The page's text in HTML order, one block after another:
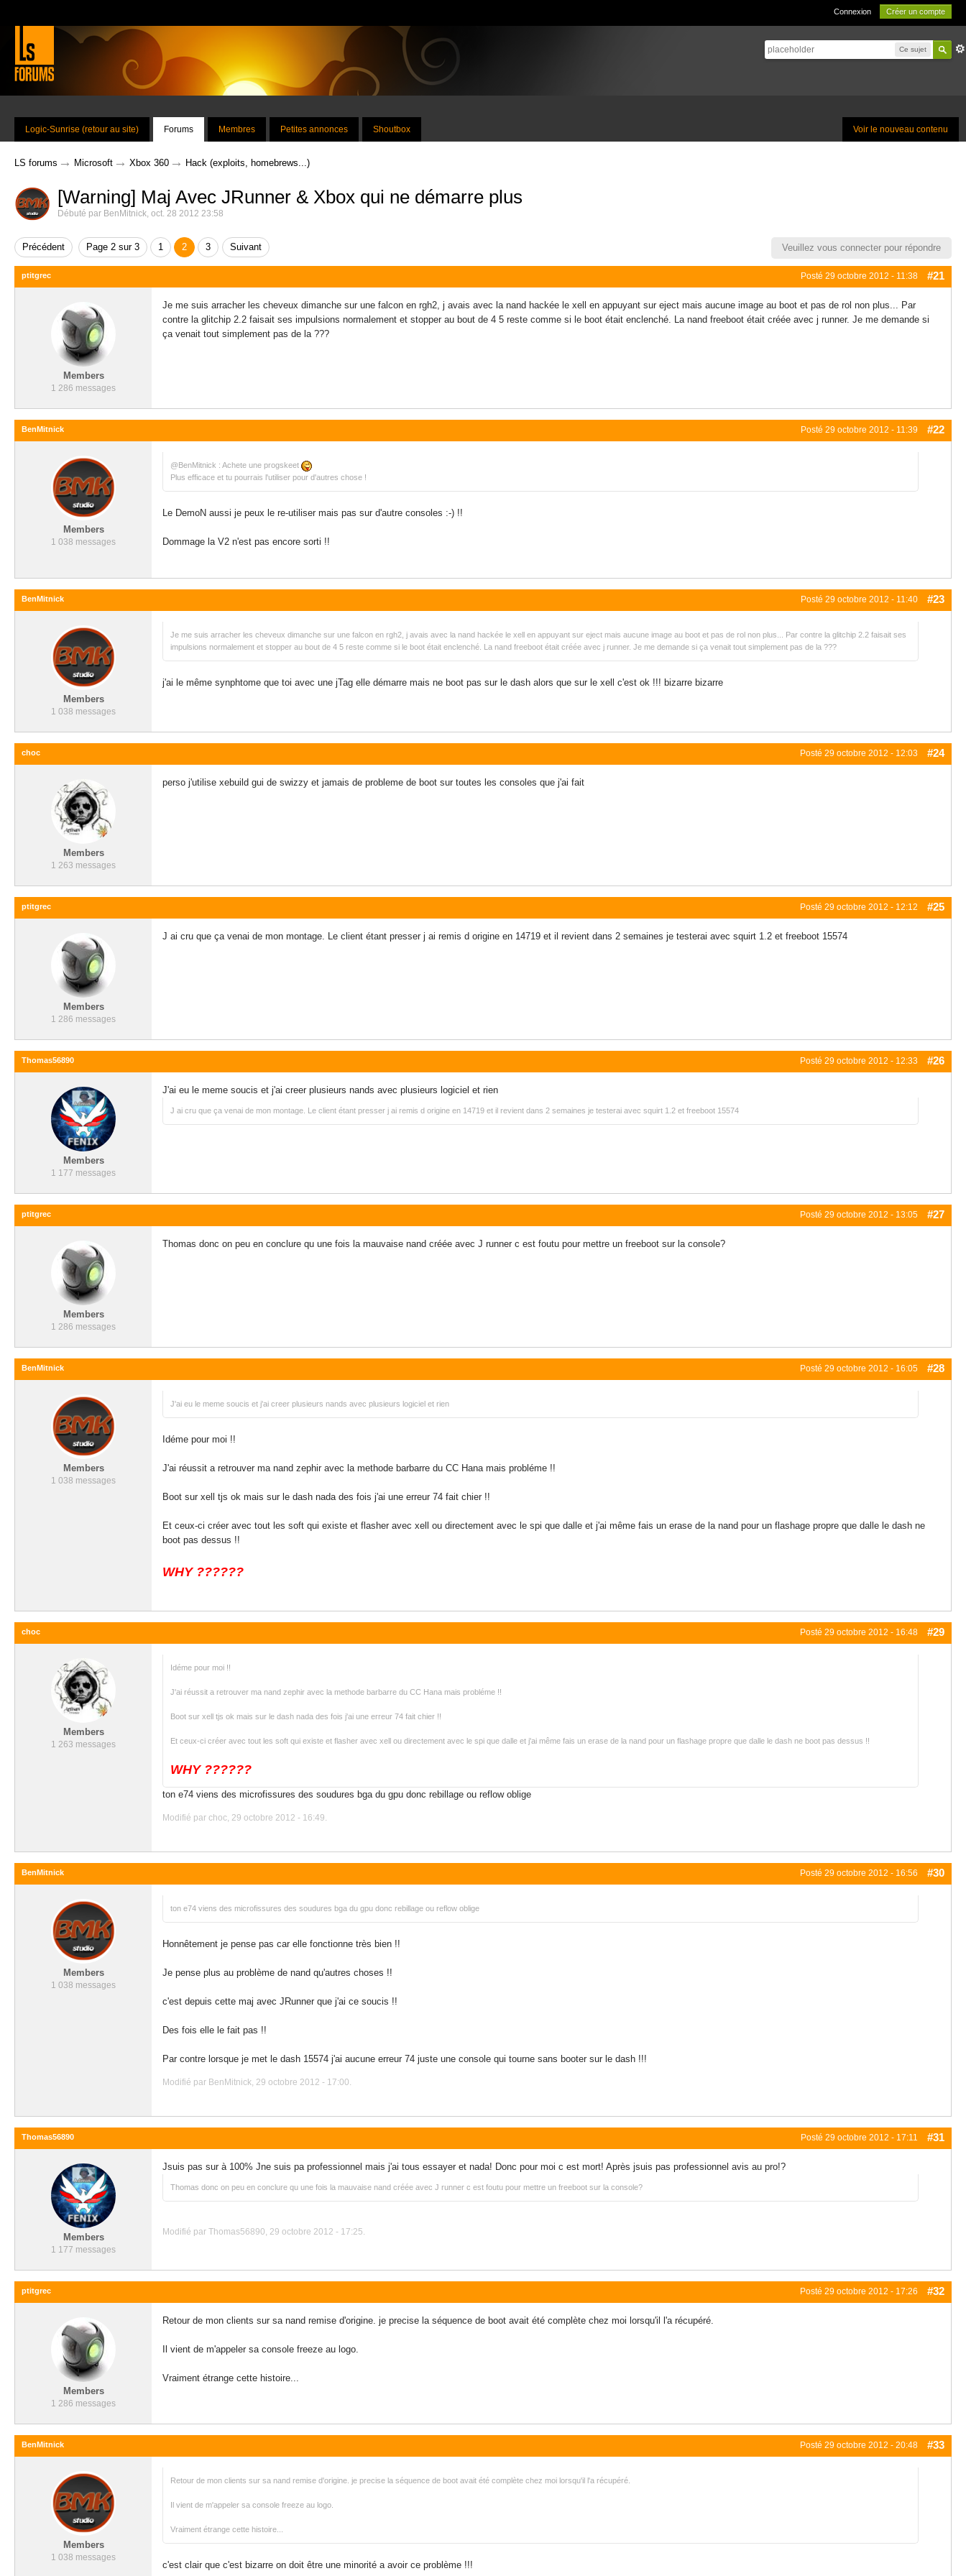
Connexion Créer un compte
Ce sujet
Voir le nouveau contenu
Logic-Sunrise (retour au site) Forums Membres Petites annonces Shoutbox
LS forums → Microsoft → Xbox 360 → Hack (exploits, homebrews...)
[Warning] Maj Avec JRunner & Xbox qui ne démarre plus
Débuté par BenMitnick, oct. 28 2012 23:58
Précédent Page 2 sur 3 1 2 3 Suivant Veuillez vous connecter pour répondre
Posté 29 octobre 2012 - 11:38 #21
ptitgrec
Members
1 286 messages
Je me suis arracher les cheveux dimanche sur une falcon en rgh2, j avais avec la nand hackée le xell en appuyant sur eject mais aucune image au boot et pas de rol non plus... Par
contre la glitchip 2.2 faisait ses impulsions normalement et stopper au bout de 4 5 reste comme si le boot était enclenché. La nand freeboot était créée avec j runner. Je me demande si
ça venait tout simplement pas de la ???
Posté 29 octobre 2012 - 11:39 #22
BenMitnick
Members
1 038 messages
@BenMitnick : Achete une progskeet
Plus efficace et tu pourrais l'utiliser pour d'autres chose !
Le DemoN aussi je peux le re-utiliser mais pas sur d'autre consoles :-) !!
Dommage la V2 n'est pas encore sorti !!
Posté 29 octobre 2012 - 11:40 #23
BenMitnick
Members
1 038 messages
Je me suis arracher les cheveux dimanche sur une falcon en rgh2, j avais avec la nand hackée le xell en appuyant sur eject mais aucune image au boot et pas de rol non plus... Par contre la glitchip 2.2 faisait ses
impulsions normalement et stopper au bout de 4 5 reste comme si le boot était enclenché. La nand freeboot était créée avec j runner. Je me demande si ça venait tout simplement pas de la ???
j'ai le même synphtome que toi avec une jTag elle démarre mais ne boot pas sur le dash alors que sur le xell c'est ok !!! bizarre bizarre
Posté 29 octobre 2012 - 12:03 #24
choc
Members
1 263 messages
perso j'utilise xebuild gui de swizzy et jamais de probleme de boot sur toutes les consoles que j'ai fait
Posté 29 octobre 2012 - 12:12 #25
ptitgrec
Members
1 286 messages
J ai cru que ça venai de mon montage. Le client étant presser j ai remis d origine en 14719 et il revient dans 2 semaines je testerai avec squirt 1.2 et freeboot 15574
Posté 29 octobre 2012 - 12:33 #26
Thomas56890
Members
1 177 messages
J'ai eu le meme soucis et j'ai creer plusieurs nands avec plusieurs logiciel et rien
J ai cru que ça venai de mon montage. Le client étant presser j ai remis d origine en 14719 et il revient dans 2 semaines je testerai avec squirt 1.2 et freeboot 15574
Posté 29 octobre 2012 - 13:05 #27
ptitgrec
Members
1 286 messages
Thomas donc on peu en conclure qu une fois la mauvaise nand créée avec J runner c est foutu pour mettre un freeboot sur la console?
Posté 29 octobre 2012 - 16:05 #28
BenMitnick
Members
1 038 messages
J'ai eu le meme soucis et j'ai creer plusieurs nands avec plusieurs logiciel et rien
Idéme pour moi !!
J'ai réussit a retrouver ma nand zephir avec la methode barbarre du CC Hana mais probléme !!
Boot sur xell tjs ok mais sur le dash nada des fois j'ai une erreur 74 fait chier !!
Et ceux-ci créer avec tout les soft qui existe et flasher avec xell ou directement avec le spi que dalle et j'ai même fais un erase de la nand pour un flashage propre que dalle le dash ne
boot pas dessus !!
WHY ??????
Posté 29 octobre 2012 - 16:48 #29
choc
Members
1 263 messages
Idéme pour moi !!
J'ai réussit a retrouver ma nand zephir avec la methode barbarre du CC Hana mais probléme !!
Boot sur xell tjs ok mais sur le dash nada des fois j'ai une erreur 74 fait chier !!
Et ceux-ci créer avec tout les soft qui existe et flasher avec xell ou directement avec le spi que dalle et j'ai même fais un erase de la nand pour un flashage propre que dalle le dash ne boot pas dessus !!
WHY ??????
ton e74 viens des microfissures des soudures bga du gpu donc rebillage ou reflow oblige
Modifié par choc, 29 octobre 2012 - 16:49.
Posté 29 octobre 2012 - 16:56 #30
BenMitnick
Members
1 038 messages
ton e74 viens des microfissures des soudures bga du gpu donc rebillage ou reflow oblige
Honnêtement je pense pas car elle fonctionne très bien !!
Je pense plus au problème de nand qu'autres choses !!
c'est depuis cette maj avec JRunner que j'ai ce soucis !!
Des fois elle le fait pas !!
Par contre lorsque je met le dash 15574 j'ai aucune erreur 74 juste une console qui tourne sans booter sur le dash !!!
Modifié par BenMitnick, 29 octobre 2012 - 17:00.
Posté 29 octobre 2012 - 17:11 #31
Thomas56890
Members
1 177 messages
Jsuis pas sur à 100% Jne suis pa professionnel mais j'ai tous essayer et nada! Donc pour moi c est mort! Après jsuis pas professionnel avis au pro!?
Thomas donc on peu en conclure qu une fois la mauvaise nand créée avec J runner c est foutu pour mettre un freeboot sur la console?
Modifié par Thomas56890, 29 octobre 2012 - 17:25.
Posté 29 octobre 2012 - 17:26 #32
ptitgrec
Members
1 286 messages
Retour de mon clients sur sa nand remise d'origine. je precise la séquence de boot avait été complète chez moi lorsqu'il l'a récupéré.
Il vient de m'appeler sa console freeze au logo.
Vraiment étrange cette histoire...
Posté 29 octobre 2012 - 20:48 #33
BenMitnick
Members
1 038 messages
Retour de mon clients sur sa nand remise d'origine. je precise la séquence de boot avait été complète chez moi lorsqu'il l'a récupéré.
Il vient de m'appeler sa console freeze au logo.
Vraiment étrange cette histoire...
c'est clair que c'est bizarre on doit être une minorité a avoir ce problème !!!